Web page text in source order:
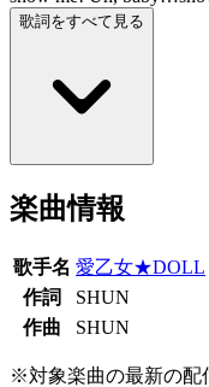
歌詞をすべて見る
楽曲情報
歌手名 愛乙女★DOLL
作詞
SHUN
作曲
SHUN
※対象楽曲の最新の配